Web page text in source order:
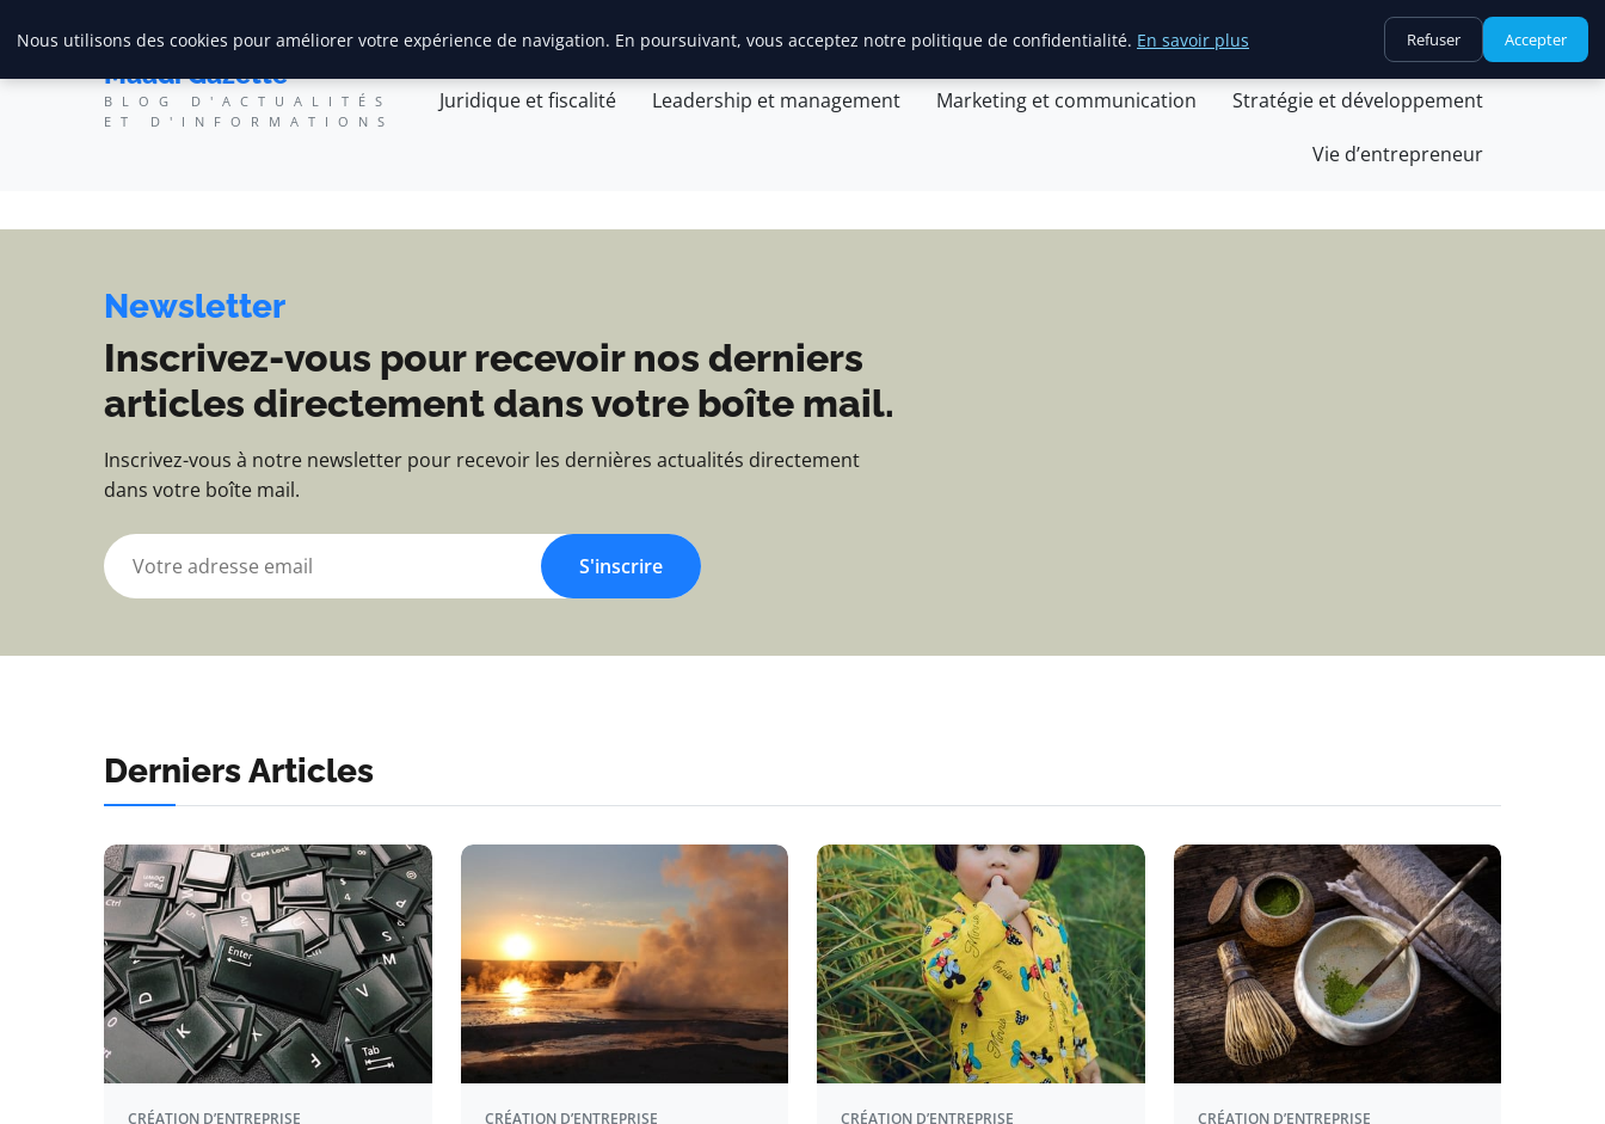
Maadi Gazette - Blog d'actualités et d'informations
Maadi Gazette
BLOG D'ACTUALITÉS
ET D'INFORMATIONS
Accueil Création d’entreprise General Gestion et finances Innovation et technologie
Juridique et fiscalité Leadership et management Marketing et communication Stratégie et développement
Vie d’entrepreneur
Newsletter
Inscrivez-vous pour recevoir nos derniers
articles directement dans votre boîte mail.
Inscrivez-vous à notre newsletter pour recevoir les dernières actualités directement
dans votre boîte mail.
S'inscrire
Derniers Articles
CRÉATION D’ENTREPRISE CRÉATION D’ENTREPRISE CRÉATION D’ENTREPRISE CRÉATION D’ENTREPRISE
Nous utilisons des cookies pour améliorer votre expérience de navigation. En poursuivant, vous acceptez notre politique de confidentialité. En savoir plus Refuser Accepter